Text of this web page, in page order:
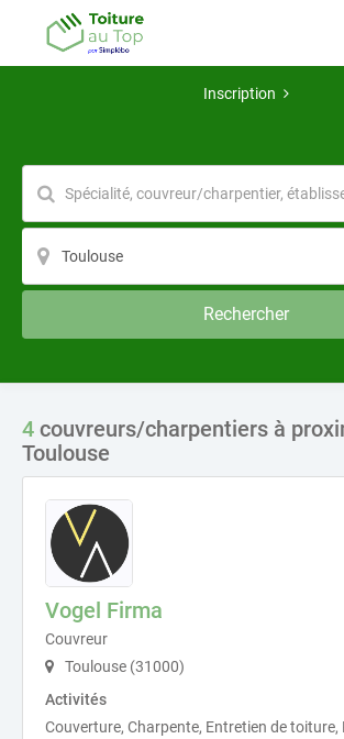
Inscription
Rechercher
4 couvreurs/charpentiers à
Toulouse
Vogel Firma
Couvreur
Toulouse (31000)
Activités
Couverture, Charpente, Entretien de toiture,